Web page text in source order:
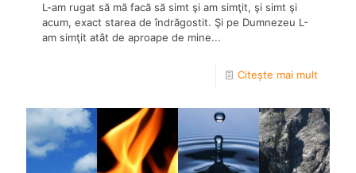
L-am rugat să mă facă să simt şi am simţit, şi simt şi
acum, exact starea de îndrăgostit. Şi pe Dumnezeu L-
am simţit atât de aproape de mine...
Citește mai mult